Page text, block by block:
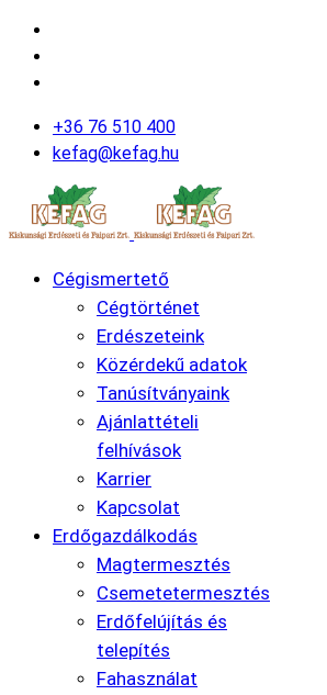
+36 76 510 400
kefag@kefag.hu
Cégismertető
Cégtörténet
Erdészeteink
Közérdekű adatok
Tanúsítványaink
Ajánlattételi
felhívások
Karrier
Kapcsolat
Erdőgazdálkodás
Magtermesztés
Csemetetermesztés
Erdőfelújítás és
telepítés
Fahasználat